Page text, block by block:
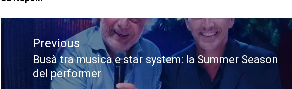
Navigazione
articoliPrevious
Previous
post:
Busà tra musica e star system: la Summer Season
del performer